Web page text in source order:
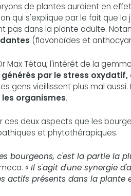
de plantes auraient en effet
qui s'explique par le fait que
pas dans la plante adulte.
(flavonoïdes et
Max Tétau, l'intérêt de la
par le stress oxydatif,
gens vieillissent plus mal
organismes.
ces deux aspects que les
et phytothérapiques.
bourgeons, c'est la partie la
« Il s'agit d'une synergie
actifs présents dans la plante